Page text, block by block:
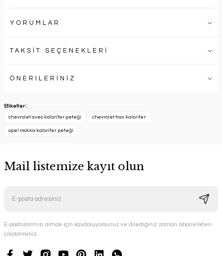
YORUMLAR
TAKSİT SEÇENEKLERİ
ÖNERİLERİNİZ
Etiketler :
chevrolet aveo kalorifer peteği chevrolet trax kalorifer
opel mokka kalorifer peteği
Mail listemize kayıt olun
E-postalarımızı almak için kaydoluyorsunuz ve dilediğiniz zaman abonelikten
çıkabilirsiniz.